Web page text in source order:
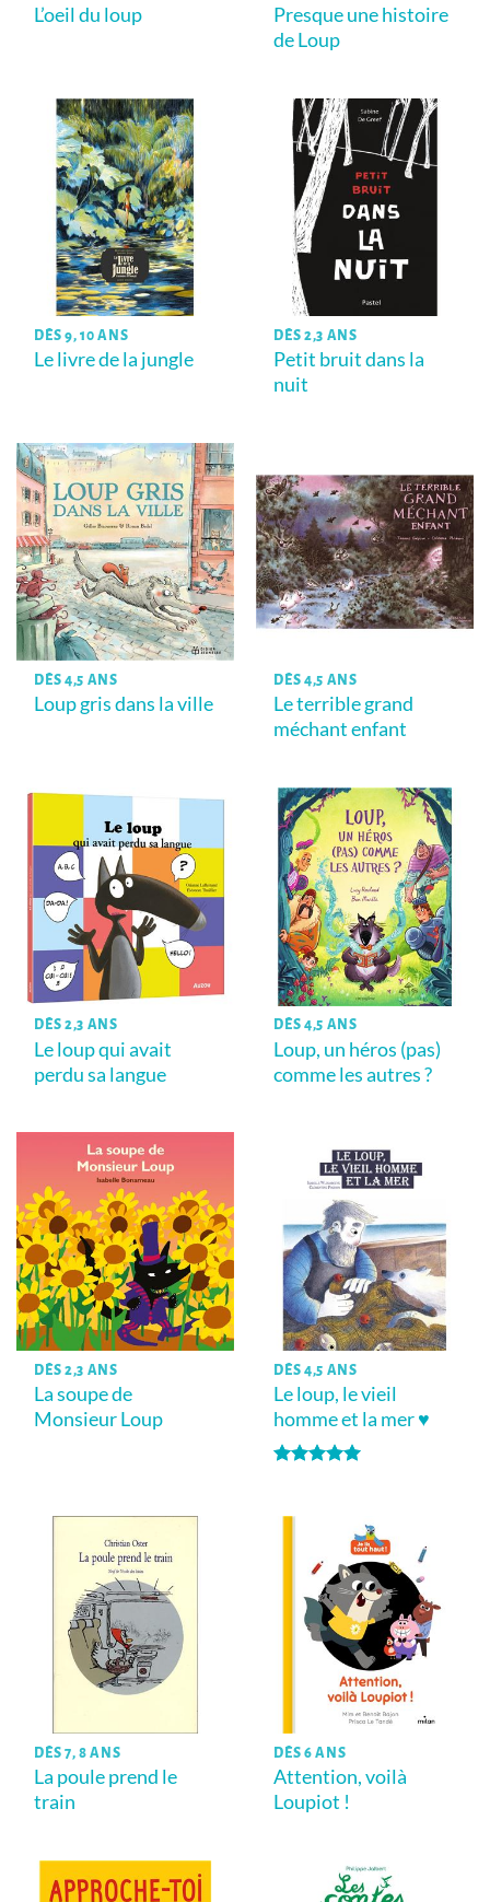
L’oeil du loup
Presque une histoire
de Loup
DÈS 9, 10 ANS
Le livre de la jungle
DÈS 2,3 ANS
Petit bruit dans la
nuit
DÈS 4,5 ANS
Loup gris dans la ville
DÈS 4,5 ANS
Le terrible grand
méchant enfant
DÈS 2,3 ANS
Le loup qui avait
perdu sa langue
DÈS 4,5 ANS
Loup, un héros (pas)
comme les autres ?
DÈS 2,3 ANS
La soupe de
Monsieur Loup
DÈS 4,5 ANS
Le loup, le vieil
homme et la mer ♥
DÈS 7, 8 ANS
La poule prend le
train
DÈS 6 ANS
Attention, voilà
Loupiot !